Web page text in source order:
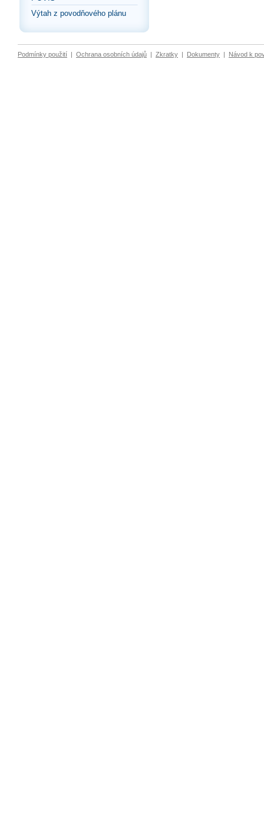
Výtah z povodňového plánu
Podmínky použití | Ochrana osobních údajů | Zkratky | Dokumenty | Návod k